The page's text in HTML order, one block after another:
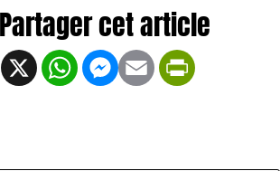
Facebook
X WhatsApp
Messenger
Email